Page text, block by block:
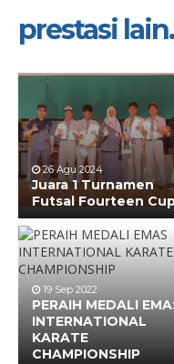
prestasi
26 Agu 2024
Juara 1 Turnamen
Futsal Fourteen
19 Sep 2022
PERAIH MEDALI
INTERNATIONAL
KARATE
CHAMPIONSHIP